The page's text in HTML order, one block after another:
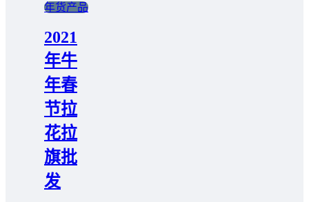
年货产品
2021
年牛
年春
节拉
花拉
旗批
发